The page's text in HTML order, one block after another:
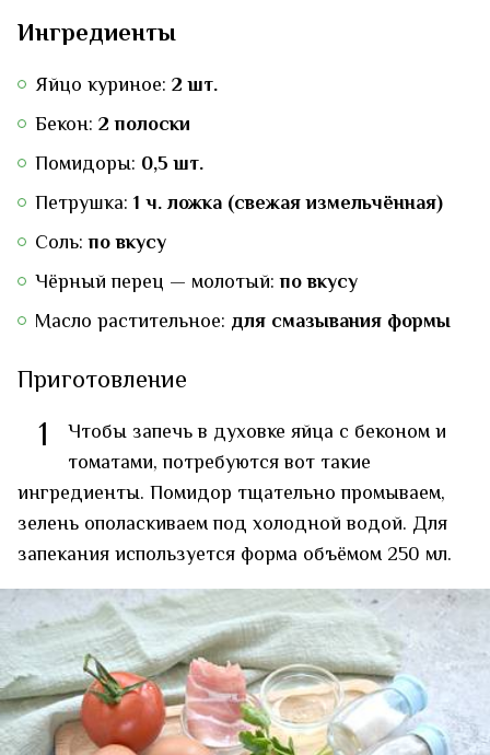
Ингредиенты
Яйцо куриное: 2 шт.
Бекон: 2 полоски
Помидоры: 0,5 шт.
Петрушка: 1 ч. ложка (свежая измельчённая)
Соль:по вкусу
Чёрный перец — молотый:по вкусу
Масло растительное: для смазывания формы
Приготовление
1
Чтобы запечь в духовке яйца с беконом и
томатами, потребуются вот такие
ингредиенты. Помидор тщательно промываем,
зелень ополаскиваем под холодной водой. Для
запекания используется форма объёмом 250 мл.